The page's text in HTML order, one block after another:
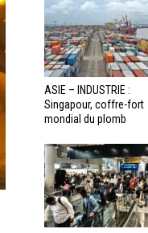
ASIE – INDUSTRIE :
Singapour, coffre-fort
mondial du plomb